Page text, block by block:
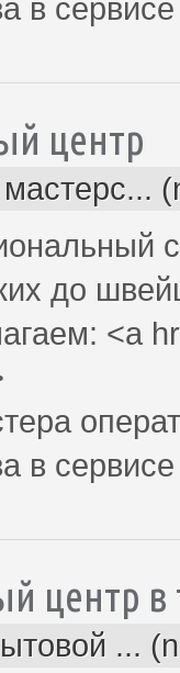
в
центр
до
<a
в
центр
...